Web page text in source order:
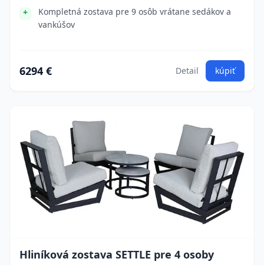
Kompletná zostava pre 9 osôb vrátane sedákov a
vankúšov
6294 € Detail kúpiť
Hliníková zostava SETTLE pre 4 osoby